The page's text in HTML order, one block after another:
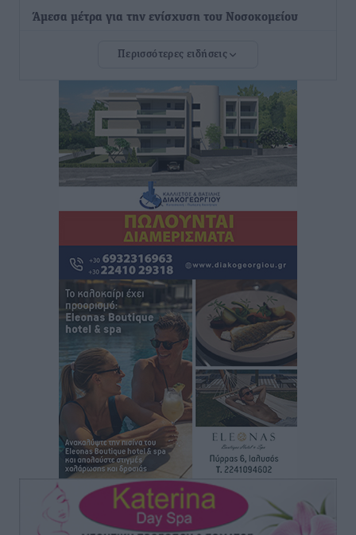
Άμεσα μέτρα για την ενίσχυση του Νοσοκομείου
ανακοίνωσε ο Άδωνις Γεωργιάδης
Iατρικός Σύλλογος Ροδου προς Α. Γεωργιάδη:
Στρατηγικές Προτάσεις για την Ενίσχυση της
Δημόσιας Υγείας στη Νησιωτική Ελλάδα και στα
Νοσοκομεία της Γ΄ Ζώνης
πριν 6 ώρες
Πάνθηρες: Ξεκίνησαν αισιόδοξοι για την παρθενική
“πτήση” τους
πριν 6 ώρες
Άρης Αρχαγγέλου: Στο πλευρό του άτυχου Ιάκωβου
Αθλητικά• πριν 6 ώρες
Φοίβος: Η μεγάλη επιστροφή του Μπρένο Σαλβατιέρα
πριν 6 ώρες
Κλεάνθης: Έτοιμες οι κάρτες διαρκείας της νέας
σεζόν
Αθλητικά πριν 6 ώρες
Περισσότερες ειδήσεις